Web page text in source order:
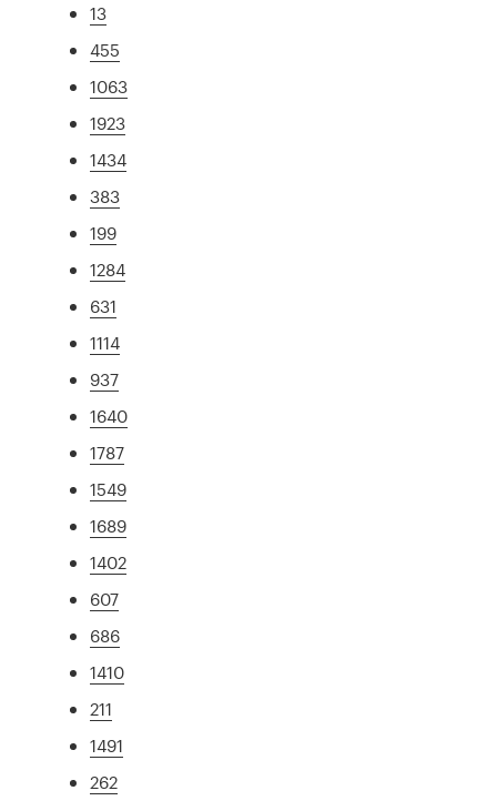
13
455
1063
1923
1434
383
199
1284
631
1114
937
1640
1787
1549
1689
1402
607
686
1410
211
1491
262